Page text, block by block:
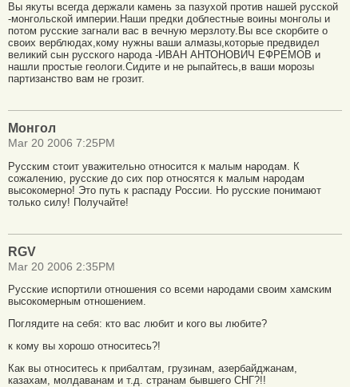
Вы якуты всегда держали камень за пазухой против нашей русской
-монгольской империи.Наши предки доблестные воины монголы и
потом русские загнали вас в вечную мерзлоту.Вы все скорбите о
своих верблюдах,кому нужны ваши алмазы,которые предвидел
великий сын русского народа -ИВАН АНТОНОВИЧ ЕФРЕМОВ и
нашли простые геологи.Сидите и не рыпайтесь,в ваши морозы
партизанство вам не грозит.
Монгол
Mar 20 2006 7:25PM
Русским стоит уважительно относится к малым народам. К
сожалению, русские до сих пор относятся к малым народам
высокомерно! Это путь к распаду России. Но русские понимают
только силу! Получайте!
RGV
Mar 20 2006 2:35PM
Русские испортили отношения со всеми народами своим хамским
высокомерным отношением.
Поглядите на себя: кто вас любит и кого вы любите?
к кому вы хорошо относитесь?!
Как вы относитесь к прибалтам, грузинам, азербайджанам,
казахам, молдаванам и т.д. странам бывшего СНГ?!!